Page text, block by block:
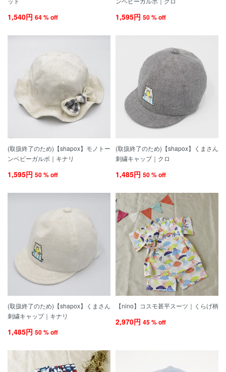
1,540円 64 % off 1,595円 50 % off
(取扱終了のため)【shapox】モノトー
ンベビーガルボ｜キナリ
1,595円 50 % off
(取扱終了のため)【shapox】くまさん
刺繍キャップ｜クロ
1,485円 50 % off
(取扱終了のため)【shapox】くまさん
刺繍キャップ｜キナリ
1,485円 50 % off
【nino】コスモ甚平スーツ｜くらげ柄
2,970円 45 % off